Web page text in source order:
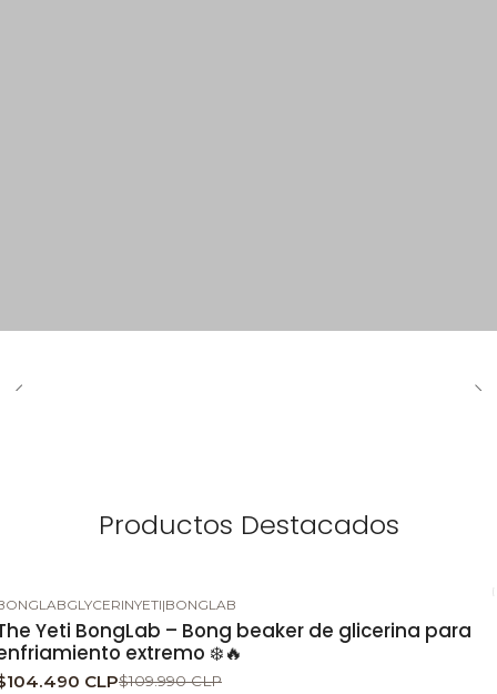
Productos Destacados
-5%DESCUENTO
|BONGLAB
Yeti BongLab – Bong beaker de glicerina para
extremo ❄️🔥
CLP$109.990 CLP